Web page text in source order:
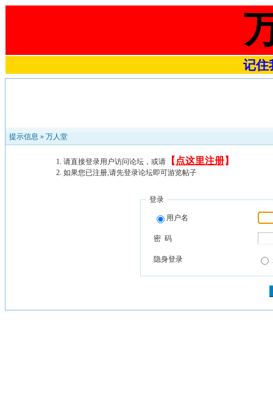
记住
提示信息 » 万人堂
请直接登录用户访问论坛，或请 【 点这里注册】
如果您已注册,请先登录论坛即可游览帖子
登录
用户名
密 码
隐身登录